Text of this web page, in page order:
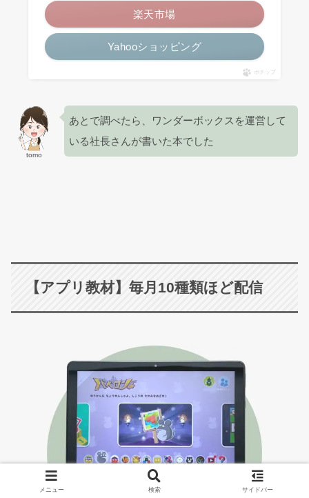
楽天市場
Yahooショッピング
ポチップ
tomo
あとで調べたら、ワンダーボックスを運営して
いる社長さんが書いた本でした
【アプリ教材】毎月10種類ほど配信
メニュー 検索 サイドバー